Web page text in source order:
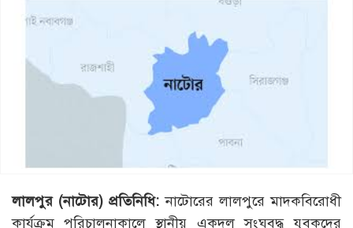
লালপুর (নাটোর) প্রতিনিধি: নাটোরের লালপুরে মাদকবিরোধী
কার্যক্রম পরিচালনাকালে স্থানীয় একদল সংঘবদ্ধ যুবকদের